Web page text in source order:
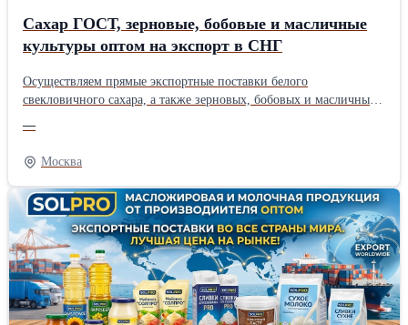
Сахар ГОСТ, зерновые, бобовые и масличные
культуры оптом на экспорт в СНГ
Осуществляем прямые экспортные поставки белого
свекловичного сахара, а также зерновых, бобовых и масличных
Казахстан, Киргизия, Таджикистан и др.). Работаем напрямую
как производитель и гарантируем строгое соответствие
экспортным стандартам качества. Наш ассортимент для
экспортных поставок: * Белый сахар-песок: ГОСТ 33222-2015
(категория ТС2), код ТН ВЭД 1701 99 100 0. Полностью сухой,
идеален для транспортировки. * Зерновые культуры: Пшеница
(продовольственная/фуражная), кукуруза продовольственная,
ячмень. * Бобовые культуры: Горох, соя. * Масличные культуры:
Подсолнечник. Наши преимущества при экспорте: * Удобные
взаиморасчеты: Для Вашего удобства и минимизации валютных
рисков мы принимаем оплату в национальных валютах
—
Москва